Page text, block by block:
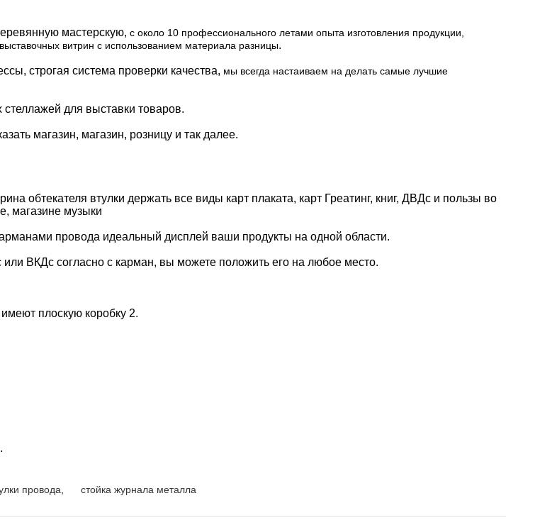
мастерскую, с около 10 профессионального летами опыта изготовления продукции,
витрин с использованием материала разницы.
строгая система проверки качества, мы всегда настаиваем на делать самые лучшие
для выставки товаров.
магазин, магазин, розницу и так далее.
обтекателя втулки держать все виды карт плаката, карт Греатинг, книг, ДВДс и пользы во
магазине музыки
провода идеальный дисплей ваши продукты на одной области.
ВКДс согласно с карман, вы можете положить его на любое место.
плоскую коробку 2.
провода стойка журнала металла